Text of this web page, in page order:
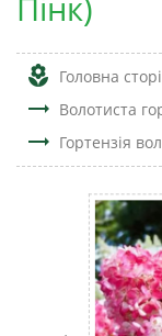
local_florist Головна
trending_flat Волотиста
trending_flat Гортензія